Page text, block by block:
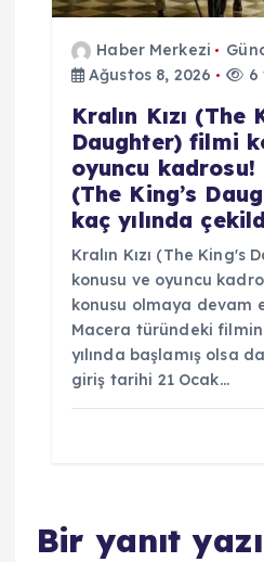
Haber Merkezi
Ağustos 8, 2026
6
Kralın Kızı (The
Daughter) filmi
oyuncu kadrosu!
(The King’s
kaç yılında
Kralın Kızı (The King's
konusu ve oyuncu
konusu olmaya devam
Macera türündeki
yılında başlamış olsa
giriş tarihi 21 Ocak…
Bir yanıt